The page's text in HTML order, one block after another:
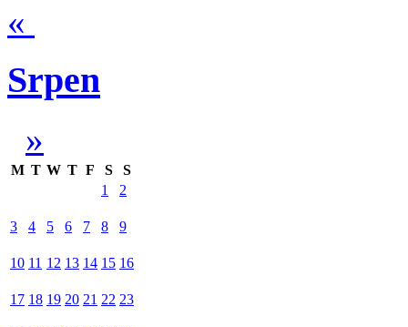
«
Srpen
»
M T W T F S
S
1
2
3 4 5 6 7 8 9
10 11 12 13 14 15 16
17 18 19 20 21 22 23